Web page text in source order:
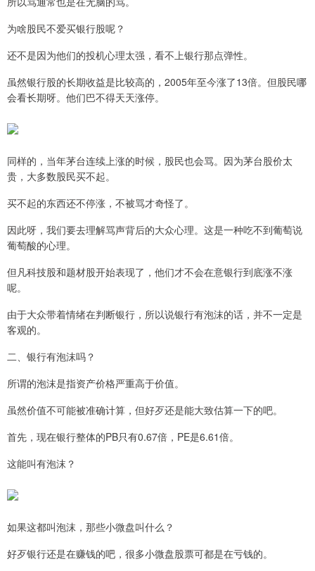
为啥股民不爱买银行股呢？
还不是因为他们的投机心理太强，看不上银行那点弹性。
虽然银行股的长期收益是比较高的，2005年至今涨了13倍。但股民哪
会看长期呀。他们巴不得天天涨停。
同样的，当年茅台连续上涨的时候，股民也会骂。因为茅台股价太
贵，大多数股民买不起。
买不起的东西还不停涨，不被骂才奇怪了。
因此呀，我们要去理解骂声背后的大众心理。这是一种吃不到葡萄说
葡萄酸的心理。
但凡科技股和题材股开始表现了，他们才不会在意银行到底涨不涨
呢。
由于大众带着情绪在判断银行，所以说银行有泡沫的话，并不一定是
客观的。
二、银行有泡沫吗？
所谓的泡沫是指资产价格严重高于价值。
虽然价值不可能被准确计算，但好歹还是能大致估算一下的吧。
首先，现在银行整体的PB只有0.67倍，PE是6.61倍。
这能叫有泡沫？
如果这都叫泡沫，那些小微盘叫什么？
好歹银行还是在赚钱的吧，很多小微盘股票可都是在亏钱的。